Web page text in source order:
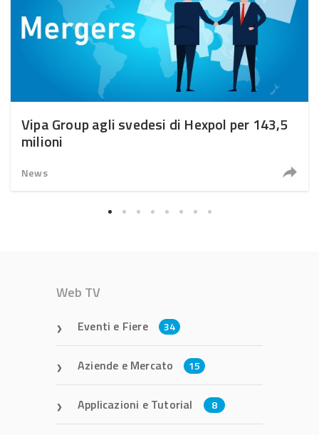
Vipa Group agli svedesi di Hexpol per 143,5
milioni
News
Web TV
Eventi e Fiere 34
Aziende e Mercato 15
Applicazioni e Tutorial 8